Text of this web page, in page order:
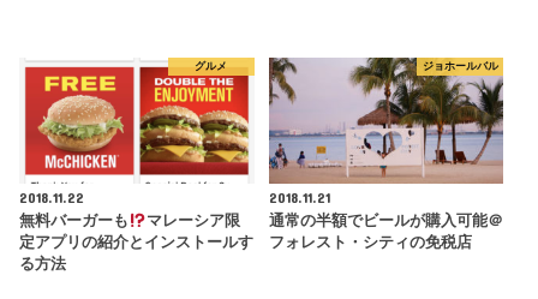
©Copyright2026